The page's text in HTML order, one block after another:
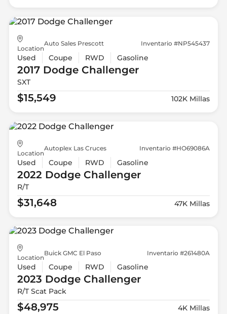
Location
Auto Sales Prescott Inventario #NP545437
Used Coupe RWD Gasoline
2017 DodgeChallenger
SXT
$15,549 102K Millas
Location
Autoplex Las Cruces Inventario #HO69086A
Used Coupe RWD Gasoline
2022 DodgeChallenger
R/T
$31,648 47K Millas
Location
Buick GMC El Paso Inventario #261480A
Used Coupe RWD Gasoline
2023 DodgeChallenger
R/T Scat Pack
$48,975 4K Millas